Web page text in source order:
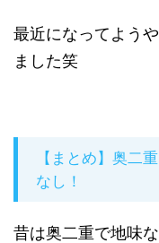
最近になってよう
ました笑
【まとめ】奥二
なし！
昔は奥二重で地味